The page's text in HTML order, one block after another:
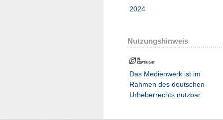
2024
Nutzungshinweis
Das Medienwerk ist im
Rahmen des deutschen
Urheberrechts nutzbar.